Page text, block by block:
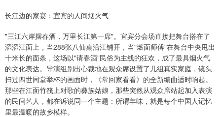
长江边的家宴：宜宾的人间烟火气
"三江六岸摆春酒，万里长江第一席"。宜宾分会场直接把舞台搭在了
滔滔江面上，当288张八仙桌沿江铺开，当"燃面师傅"在舞台中央甩出
十米长的面条，这场以"请春酒"民俗为主线的狂欢，成了最具烟火气
的文化表达。导演组别出心裁地在观众席设置了几组真实家庭，镜头
扫过四世同堂举杯的画面时，《常回家看看》的全新编曲适时响起。
那些在江面竹筏上对歌的彝族姑娘，那些突然从观众席站起加入表演
的民间艺人，都在诉说同一个主题：所谓年味，就是每个中国人记忆
里最温暖的故乡模样。